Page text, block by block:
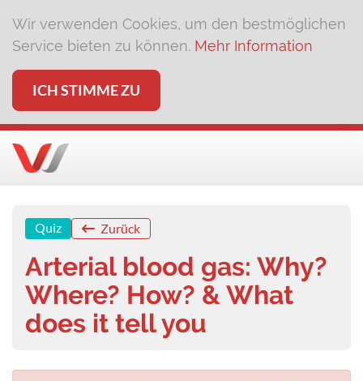
Wir verwenden Cookies, um den bestmöglichen
Service bieten zu können. Mehr Information
ICH STIMME ZU
Quiz Zurück
Arterial blood gas: Why?
Where? How? & What
does it tell you